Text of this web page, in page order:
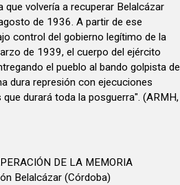
volvería a recuperar Belalcázar
A partir de ese
control del gobierno legítimo de la
de 1939, el cuerpo del ejército
el pueblo al bando golpista de
dura represión con ejecuciones
durará toda la posguerra". (ARMH,
DE LA MEMORIA
Belalcázar (Córdoba)